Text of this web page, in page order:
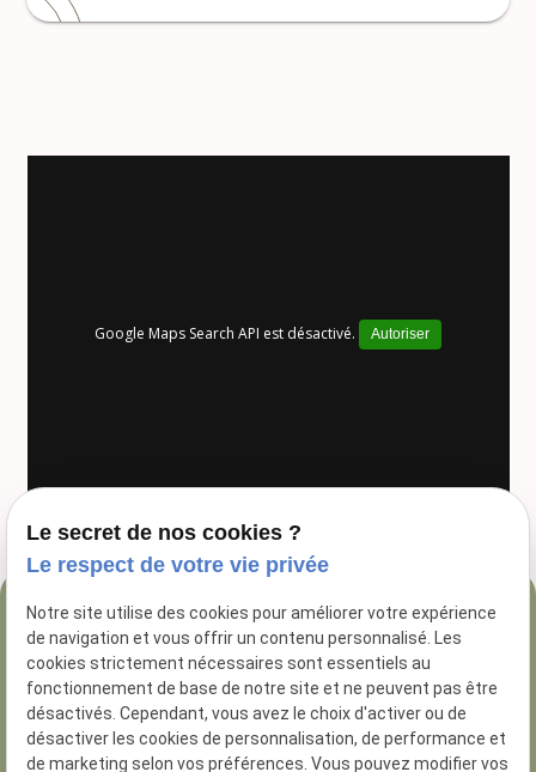
Google Maps Search API est désactivé. Autoriser
04 84 89 16 47
54 Rue George
13005 Marseille
Le secret de nos cookies ?
Le respect de votre vie privée
Notre site utilise des cookies pour améliorer votre expérience
de navigation et vous offrir un contenu personnalisé. Les
cookies strictement nécessaires sont essentiels au
fonctionnement de base de notre site et ne peuvent pas être
désactivés. Cependant, vous avez le choix d'activer ou de
désactiver les cookies de personnalisation, de performance et
de marketing selon vos préférences. Vous pouvez modifier vos